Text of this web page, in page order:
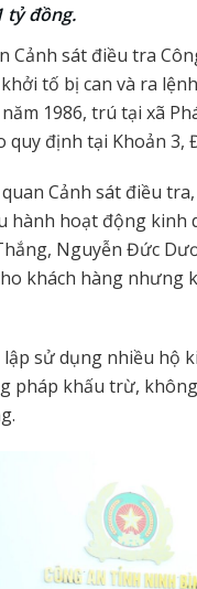
tỷ đồng.
Cảnh sát điều tra
tố bị can và ra
1986, trú tại xã
định tại Khoản 3,
Cảnh sát điều
hành hoạt động kinh
Nguyễn Đức
khách hàng
sử dụng nhiều hộ
pháp khấu trừ,